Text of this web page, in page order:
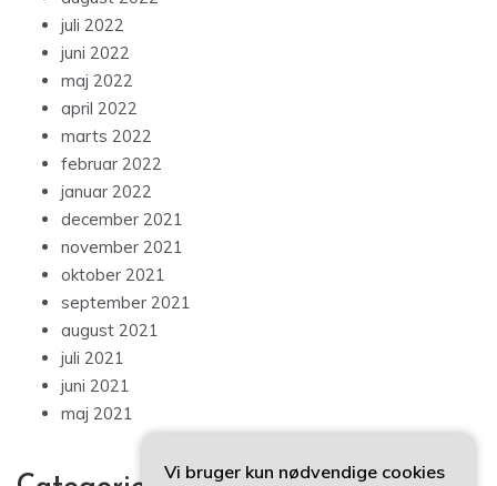
juli 2022
juni 2022
maj 2022
april 2022
marts 2022
februar 2022
januar 2022
december 2021
november 2021
oktober 2021
september 2021
august 2021
juli 2021
juni 2021
maj 2021
Vi bruger kun nødvendige cookies